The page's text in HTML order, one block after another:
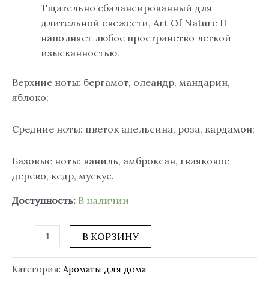
Тщательно сбалансированный для
длительной свежести, Art Of Nature II
наполняет любое пространство легкой
изысканностью.
Верхние ноты: бергамот, олеандр, мандарин,
яблоко;
Средние ноты: цветок апельсина, роза, кардамон;
Базовые ноты: ваниль, амброксан, гваяковое
дерево, кедр, мускус.
Доступность: В наличии
В КОРЗИНУ
Категория: Ароматы для дома